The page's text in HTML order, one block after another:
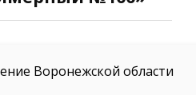
Воронежской области